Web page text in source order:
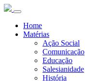
Home
Matérias
Ação Social
Comunicação
Educação
Salesianidade
História